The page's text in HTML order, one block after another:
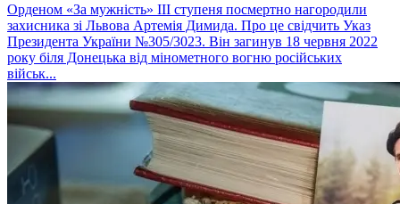
Орденом «За мужність» ІІІ ступеня посмертно нагородили
захисника зі Львова Артемія Димида. Про це свідчить Указ
Президента України №305/3023. Він загинув 18 червня 2022
року біля Донецька від мінометного вогню російських
військ...